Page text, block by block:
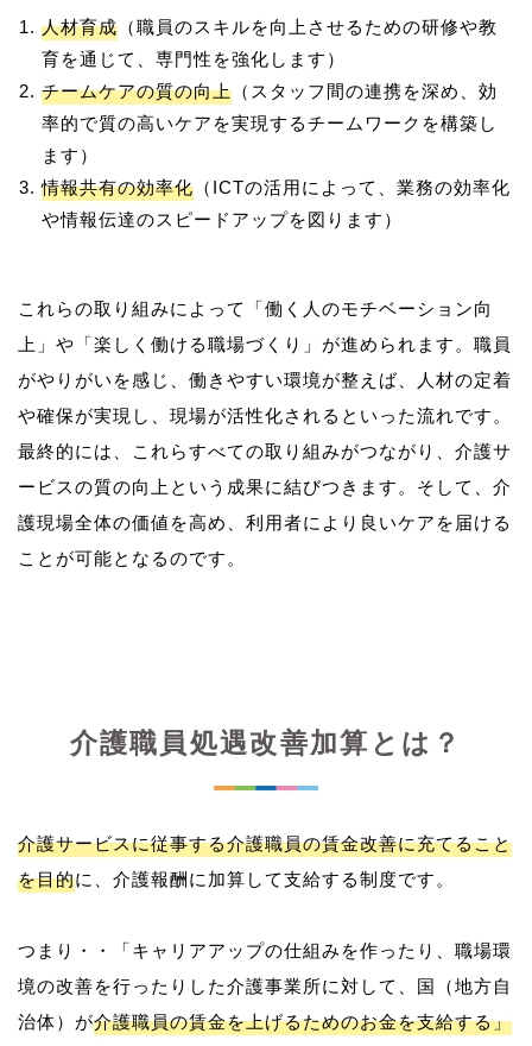
人材育成 （職員のスキルを向上させるための研修や教
育を通じて、専門性を強化します）
チームケアの質の向上 （スタッフ間の連携を深め、効
率的で質の高いケアを実現するチームワークを構築し
ます）
情報共有の効率化 （ICTの活用によって、業務の効率化
や情報伝達のスピードアップを図ります）
これらの取り組みによって「働く人のモチベーション向
上」や「楽しく働ける職場づくり」が進められます。職員
がやりがいを感じ、働きやすい環境が整えば、人材の定着
や確保が実現し、現場が活性化されるといった流れです。
最終的には、これらすべての取り組みがつながり、介護サ
ービスの質の向上という成果に結びつきます。そして、介
護現場全体の価値を高め、利用者により良いケアを届ける
介護職員処遇改善加算とは？
介護サービスに従事する介護職員の賃金改善に充てること
を目的に、介護報酬に加算して支給する制度です。
つまり・・「キャリアアップの仕組みを作ったり、職場環
境の改善を行ったりした介護事業所に対して、国（地方自
治体）が介護職員の賃金を上げるためのお金を支給する」